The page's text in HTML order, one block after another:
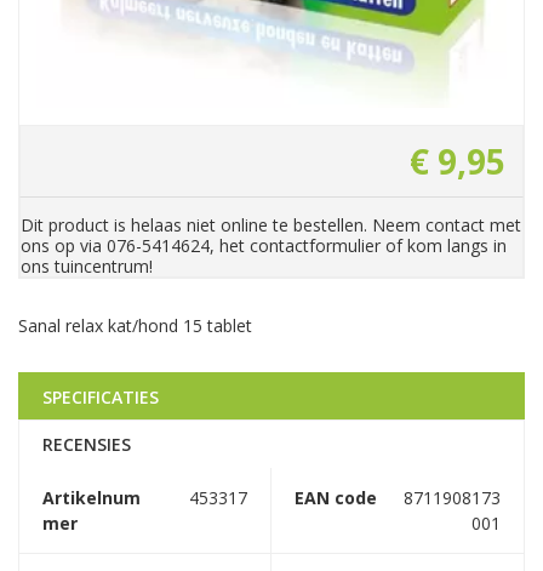
€ 9,95
Dit product is helaas niet online te bestellen. Neem contact met
ons op via 076-5414624, het contactformulier of kom langs in
ons tuincentrum!
Sanal relax kat/hond 15 tablet
SPECIFICATIES
RECENSIES
Artikelnum
mer
453317 EAN code
8711908173
001